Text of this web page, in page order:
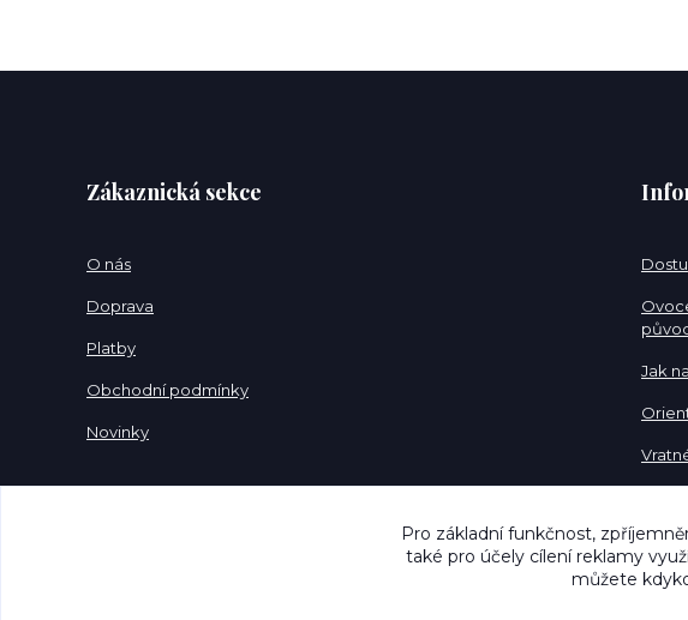
Zákaznická sekce
O nás
Doprava
Platby
Obchodní podmínky
Novinky
Jak
Pro základní funkčnost,
také pro účely cílení reklamy
můžete